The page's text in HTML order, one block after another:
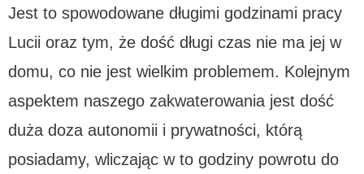
Jest to spowodowane długimi godzinami pracy
Lucii oraz tym, że dość długi czas nie ma jej w
domu, co nie jest wielkim problemem. Kolejnym
aspektem naszego zakwaterowania jest dość
duża doza autonomii i prywatności, którą
posiadamy, wliczając w to godziny powrotu do